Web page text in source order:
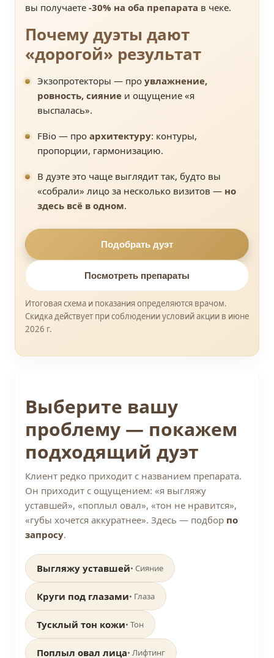
вы получаете -30% на оба препарата в чеке.
Почему дуэты дают
«дорогой» результат
Экзопротекторы — про увлажнение,
ровность, сияние и ощущение «я
выспалась».
FBio — про архитектуру: контуры,
пропорции, гармонизацию.
В дуэте это чаще выглядит так, будто вы
«собрали» лицо за несколько визитов — но
здесь всё в одном.
Подобрать дуэт
Посмотреть препараты
Итоговая схема и показания определяются врачом.
Скидка действует при соблюдении условий акции в июне
2026 г.
Выберите вашу
проблему — покажем
подходящий дуэт
Клиент редко приходит с названием препарата.
Он приходит с ощущением: «я выгляжу
уставшей», «поплыл овал», «тон не нравится»,
«губы хочется аккуратнее». Здесь — подбор по
запросу.
Выгляжу уставшей• Сияние
Круги под глазами• Глаза
Тусклый тон кожи• Тон
Поплыл овал лица• Лифтинг